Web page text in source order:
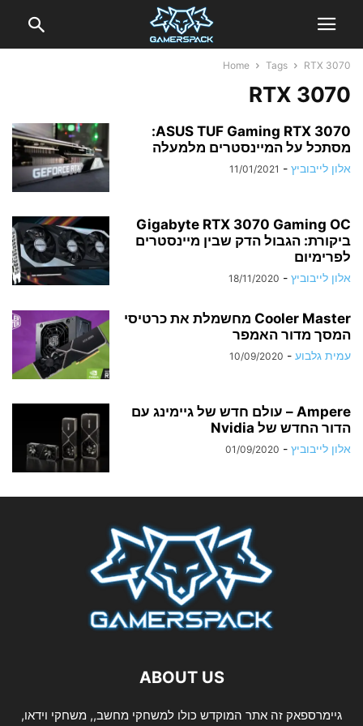
Home Tags RTX 3070
RTX 3070
ASUS TUF Gaming RTX 3070:
מסתכל על המיינסטרים מלמעלה
אלון לייבוביץ -
11/01/2021
Gigabyte RTX 3070 Gaming OC
ביקורת: הגבול הדק שבין מיינסטרים
לפרימיום
אלון לייבוביץ -
18/11/2020
Cooler Master מחשמלת את כרטיסי
המסך מדור האמפר
עמית גלבוע -
10/09/2020
Ampere – עולם חדש של גיימינג עם
הדור החדש של Nvidia
אלון לייבוביץ -
01/09/2020
ABOUT US
גיימרספאק זה אתר המוקדש כולו למשחקי מחשב,, משחקי וידאו,